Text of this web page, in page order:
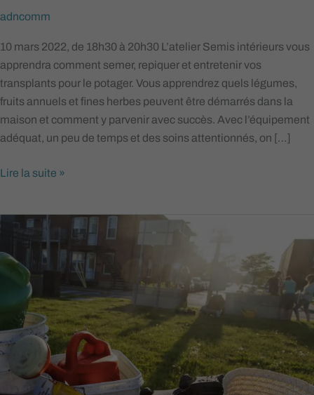
adncomm
10 mars 2022, de 18h30 à 20h30 L’atelier Semis intérieurs vous
apprendra comment semer, repiquer et entretenir vos
transplants pour le potager. Vous apprendrez quels légumes,
fruits annuels et fines herbes peuvent être démarrés dans la
maison et comment y parvenir avec succès. Avec l’équipement
adéquat, un peu de temps et des soins attentionnés, on […]
Lire la suite »
Atelier
Entretien
écolo
potager